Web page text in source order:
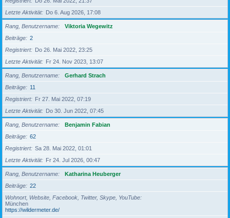
Letzte Aktivität
Do 6. Aug 2026, 17:08
Rang, Benutzername
Viktoria Wegewitz
Beiträge
2
Registriert
Do 26. Mai 2022, 23:25
Letzte Aktivität
Fr 24. Nov 2023, 13:07
Rang, Benutzername
Gerhard Strach
Beiträge
11
Registriert
Fr 27. Mai 2022, 07:19
Letzte Aktivität
Do 30. Jun 2022, 07:45
Rang, Benutzername
Benjamin Fabian
Beiträge
62
Registriert
Sa 28. Mai 2022, 01:01
Letzte Aktivität
Fr 24. Jul 2026, 00:47
Rang, Benutzername
Katharina Heuberger
Beiträge
22
Wohnort, Website, Facebook, Twitter, Skype, YouTube
München
https://wildermeter.de/